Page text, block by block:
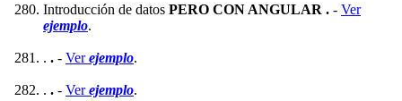
Introducción de datos PERO CON ANGULAR . - Ver
ejemplo.
. . - Verejemplo.
. . - Verejemplo.